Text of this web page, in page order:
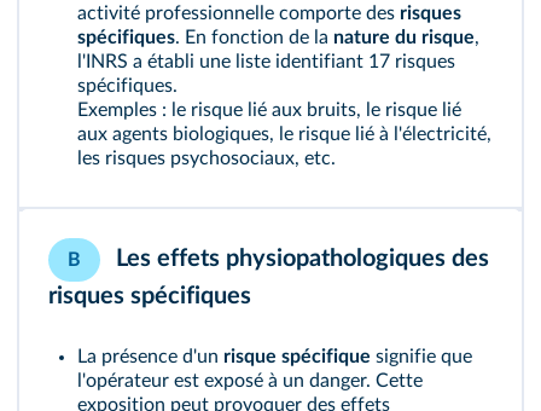
activité professionnelle comporte des risques
spécifiques. En fonction de la nature du risque,
l'INRS a établi une liste identifiant 17 risques
spécifiques.
Exemples : le risque lié aux bruits, le risque lié
aux agents biologiques, le risque lié à l'électricité,
les risques psychosociaux, etc.
B
Les effets physiopathologiques des
risques spécifiques
La présence d'un risque spécifique signifie que
l'opérateur est exposé à un danger. Cette
exposition peut provoquer des effets